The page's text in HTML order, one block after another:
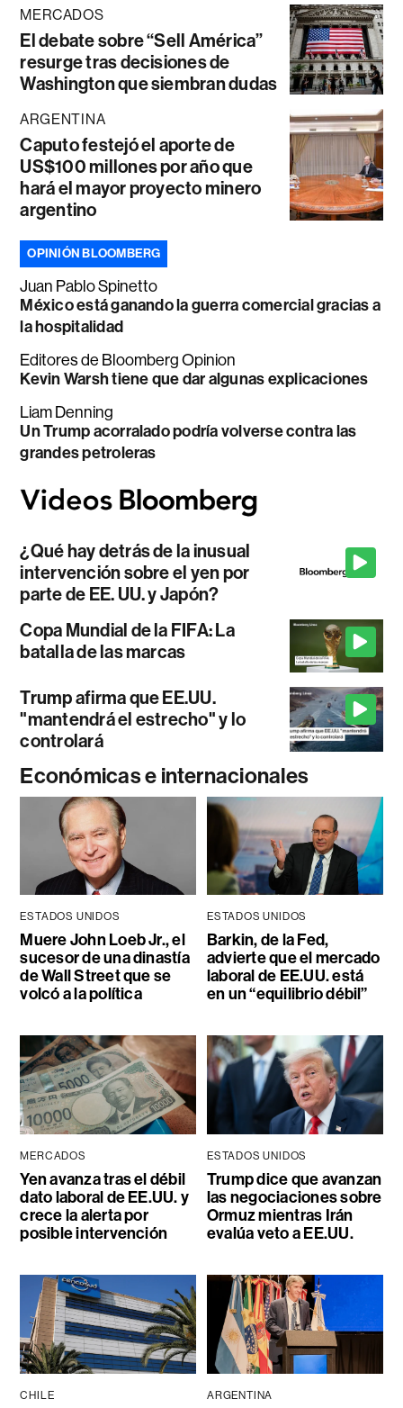
MERCADOS
El debate sobre “Sell América”
resurge tras decisiones de
Washington que siembran dudas
ARGENTINA
Caputo festejó el aporte de
US$100 millones por año que
hará el mayor proyecto minero
argentino
OPINIÓN BLOOMBERG
Juan Pablo Spinetto
México está ganando la guerra comercial gracias a
la hospitalidad
Editores de Bloomberg Opinion
Kevin Warsh tiene que dar algunas explicaciones
Liam Denning
Un Trump acorralado podría volverse contra las
grandes petroleras
¿Qué hay detrás de la inusual
intervención sobre el yen por
parte de EE. UU. y Japón?
Copa Mundial de la FIFA: La
batalla de las marcas
Trump afirma que EE.UU.
"mantendrá el estrecho" y lo
controlará
Económicas e internacionales
ESTADOS UNIDOS
Muere John Loeb Jr., el
sucesor de una dinastía
de Wall Street que se
volcó a la política
ESTADOS UNIDOS
Barkin, de la Fed,
advierte que el mercado
laboral de EE.UU. está
en un “equilibrio débil”
MERCADOS
Yen avanza tras el débil
dato laboral de EE.UU. y
crece la alerta por
posible intervención
ESTADOS UNIDOS
Trump dice que avanzan
las negociaciones sobre
Ormuz mientras Irán
evalúa veto a EE.UU.
CHILE ARGENTINA